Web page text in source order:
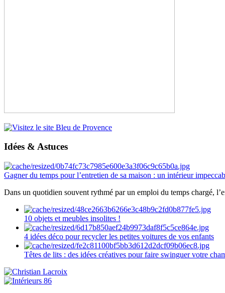
Idées & Astuces
Gagner du temps pour l’entretien de sa maison : un intérieur
Dans un quotidien souvent rythmé par un emploi du temps chargé,
10 objets et meubles insolites !
4 idées déco pour recycler les petites voitures de vos enfants
Têtes de lits : des idées créatives pour faire swinguer votre